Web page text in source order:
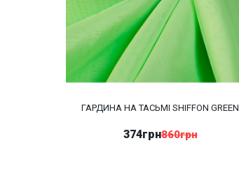
ГАРДИНА НА ТАСЬМІ SHIFFON GREEN
374грн860грн